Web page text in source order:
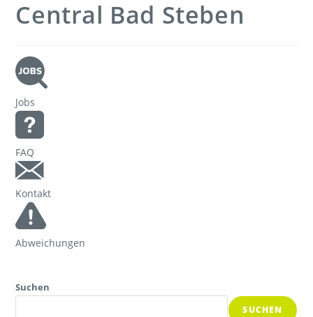
Unternehmen
Central Bad Steben
Jobs
FAQ
Kontakt
Abweichungen
Suchen
SUCHEN